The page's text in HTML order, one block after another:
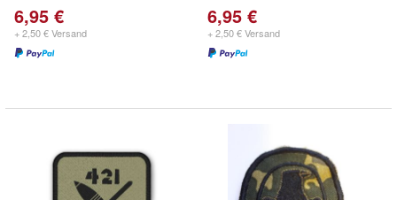
6,95 €
+ 2,50 € Versand
6,95 €
+ 2,50 € Versand